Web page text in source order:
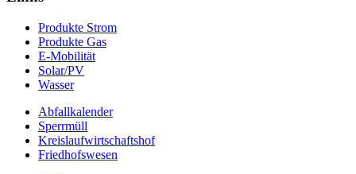
Produkte Strom
Produkte Gas
E-Mobilität
Solar/PV
Wasser
Abfallkalender
Sperrmüll
Kreislaufwirtschaftshof
Friedhofswesen